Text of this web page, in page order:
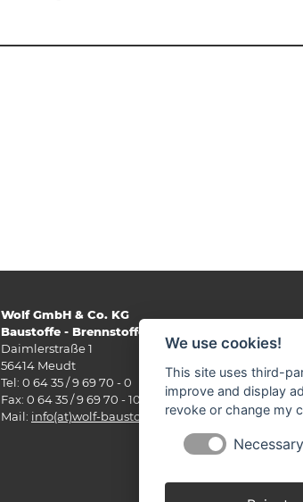
Wolf GmbH & Co. KG
Baustoffe - Brennstoffe - Baufachmarkt
Daimlerstraße 1
56414 Meudt
Tel: 0 64 35 / 9 69 70 - 0
Fax: 0 64 35 / 9 69 70 - 10
Mail: info(at)wolf-baustoffe.de
We use cookies!
This site uses third-
improve and display
revoke or change my
Necessary